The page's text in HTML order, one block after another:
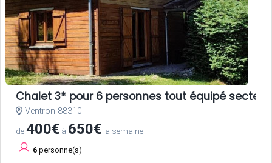
Chalet 3* pour 6 personnes tout équipé
Ventron 88310
de400€ à 650€ la semaine
6 personne(s)